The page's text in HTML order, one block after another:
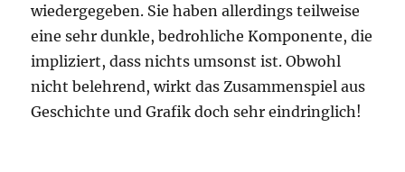
wiedergegeben. Sie haben allerdings teilweise
eine sehr dunkle, bedrohliche Komponente, die
impliziert, dass nichts umsonst ist. Obwohl
nicht belehrend, wirkt das Zusammenspiel aus
Geschichte und Grafik doch sehr eindringlich!